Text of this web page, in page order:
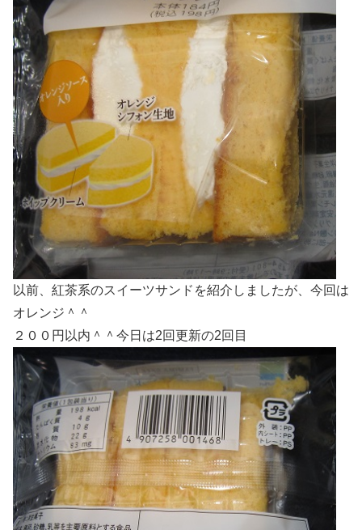
以前、紅茶系のスイーツサンドを紹介しましたが、今回は
オレンジ＾＾
２００円以内＾＾今日は2回更新の2回目